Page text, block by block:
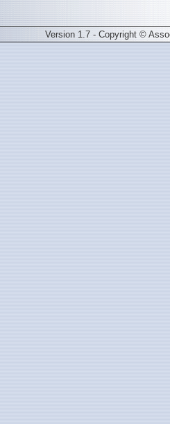
Version 1.7 - Copyright ©